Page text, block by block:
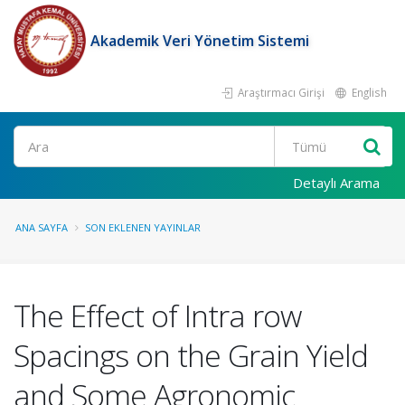
Akademik Veri Yönetim Sistemi
Araştırmacı Girişi English
Ara
Detaylı Arama
ANA SAYFA SON EKLENEN YAYINLAR
The Effect of Intra row
Spacings on the Grain Yield
and Some Agronomic